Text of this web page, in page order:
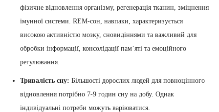
фізичне відновлення організму, регенерація тканин, зміцнення
імунної системи. REM-сон, навпаки, характеризується
високою активністю мозку, сновидіннями та важливий для
обробки інформації, консолідації пам’яті та емоційного
регулювання.
Тривалість сну: Більшості дорослих людей для повноцінного
відновлення потрібно 7-9 годин сну на добу. Однак
індивідуальні потреби можуть варіюватися.